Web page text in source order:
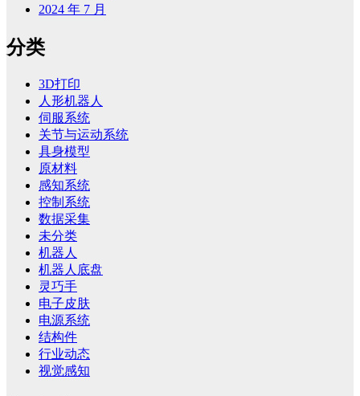
2024 年 7 月
分类
3D打印
人形机器人
伺服系统
关节与运动系统
具身模型
原材料
感知系统
控制系统
数据采集
未分类
机器人
机器人底盘
灵巧手
电子皮肤
电源系统
结构件
行业动态
视觉感知